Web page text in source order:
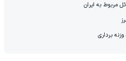
مربوط به ایران
برداری